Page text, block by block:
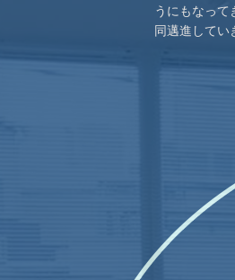
うにもなっ
同邁進してい